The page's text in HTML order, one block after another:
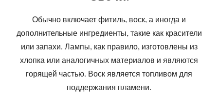
Обычно включает фитиль, воск, а иногда и
дополнительные ингредиенты, такие как красители
или запахи. Лампы, как правило, изготовлены из
хлопка или аналогичных материалов и являются
горящей частью. Воск является топливом для
поддержания пламени.